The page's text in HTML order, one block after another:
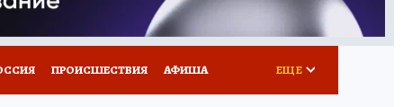
ПРОИСШЕСТВИЯ АФИША ЕЩЕ